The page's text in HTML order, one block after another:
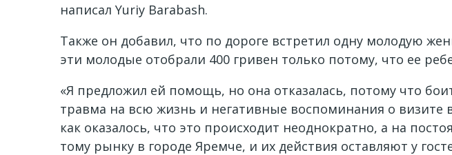
написал Yuriy Barabash.
Также он добавил, что по дороге встретил одну молодую
эти молодые отобрали 400 гривен только потому, что ее
«Я предложил ей помощь, но она отказалась, потому что
травма на всю жизнь и негативные воспоминания о визите
как оказалось, что это происходит неоднократно, а на
тому рынку в городе Яремче, и их действия оставляют у